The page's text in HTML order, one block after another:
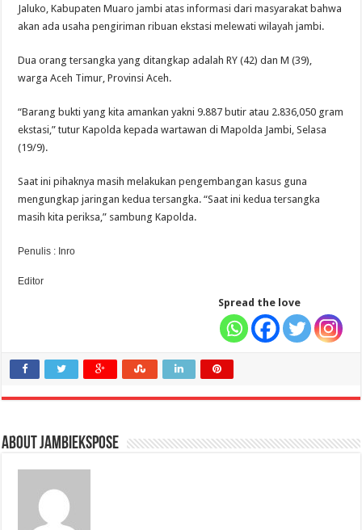
Jaluko, Kabupaten Muaro jambi atas informasi dari masyarakat bahwa
akan ada usaha pengiriman ribuan ekstasi melewati wilayah jambi.
Dua orang tersangka yang ditangkap adalah RY (42) dan M (39),
warga Aceh Timur, Provinsi Aceh.
“Barang bukti yang kita amankan yakni 9.887 butir atau 2.836,050 gram
ekstasi,” tutur Kapolda kepada wartawan di Mapolda Jambi, Selasa
(19/9).
Saat ini pihaknya masih melakukan pengembangan kasus guna
mengungkap jaringan kedua tersangka. “Saat ini kedua tersangka
masih kita periksa,” sambung Kapolda.
Penulis : Inro
Editor
Spread the love
About jambiekspose